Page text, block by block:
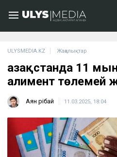
ULYSMEDIA.KZ Жаңалықтар
Қазақстанда 11
алимент төлемей
Аян Өрібай 11.03.2025, 18:04